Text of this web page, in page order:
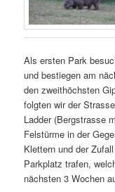
Als ersten Park
und bestiegen am
den zweithöchsten
folgten wir der
Ladder (Bergstrasse
Felstürme in der
Klettern und der
Parkplatz trafen,
nächsten 3 Wochen